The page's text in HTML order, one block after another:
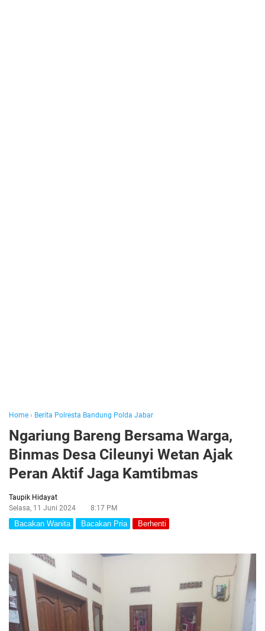
Home › Berita Polresta Bandung Polda Jabar
Ngariung Bareng Bersama Warga,
Binmas Desa Cileunyi Wetan Ajak
Peran Aktif Jaga Kamtibmas
Taupik Hidayat
Selasa, 11 Juni 2024
8:17 PM
Bacakan Wanita Bacakan Pria Berhenti